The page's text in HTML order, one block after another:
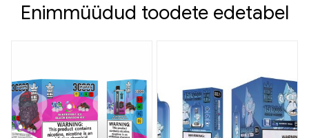
Enimmüüdud toodete edetabel